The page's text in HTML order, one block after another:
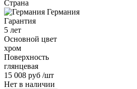
Страна
Германия
Гарантия
5 лет
Основной цвет
хром
Поверхность
глянцевая
15 008 руб /шт
Нет в наличии